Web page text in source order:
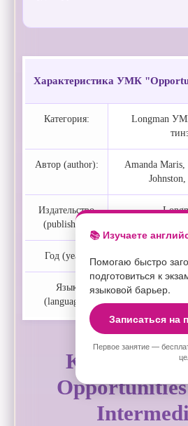
Характеристика УМК
Категория:
Longman
Автор (author):
Amanda
Издательство
(publisher):
Год (year):
Язык
(language):
📚 Изучаете
Помогаю быстро
подготовиться к
языковой барьер.
Записаться
Первое занятие —